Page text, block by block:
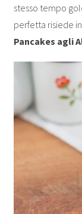
stesso tempo
perfetta risiede
Pancakes agli